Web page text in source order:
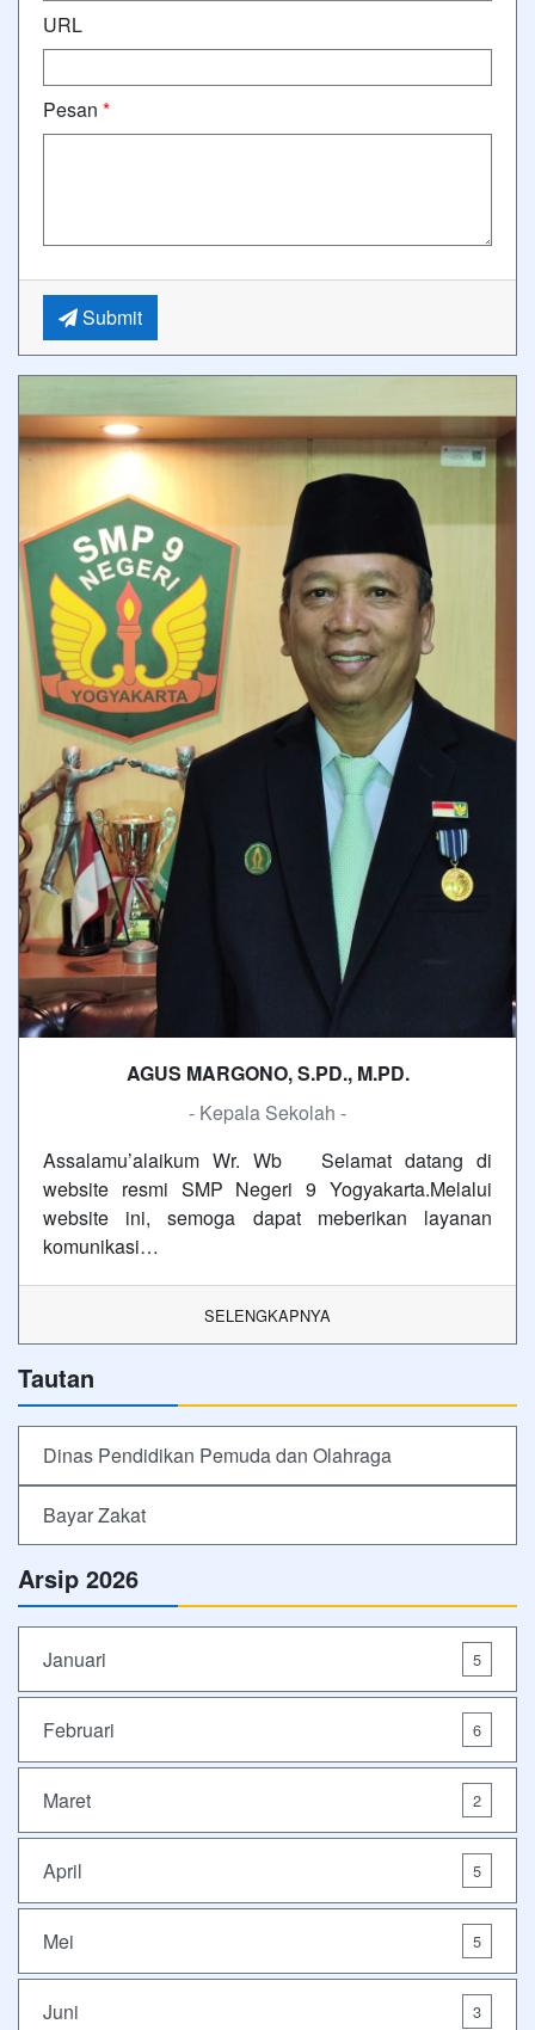
URL
Pesan *
Submit
AGUS MARGONO, S.PD., M.PD.
- Kepala Sekolah -
Assalamu’alaikum Wr. Wb Selamat datang di
website resmi SMP Negeri 9 Yogyakarta.Melalui
website ini, semoga dapat meberikan layanan
komunikasi…
SELENGKAPNYA
Tautan
Dinas Pendidikan Pemuda dan Olahraga
Bayar Zakat
Arsip 2026
Januari 5
Februari 6
Maret 2
April 5
Mei 5
Juni 3